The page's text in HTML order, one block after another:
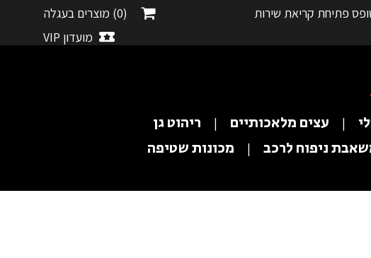
פתיחת קריאת שירות (0)
מוצרים בעגלה
מועדון VIP
עצים מלאכותיים
ריהוט גן
ניפוח לרכב
מכונות שטיפה